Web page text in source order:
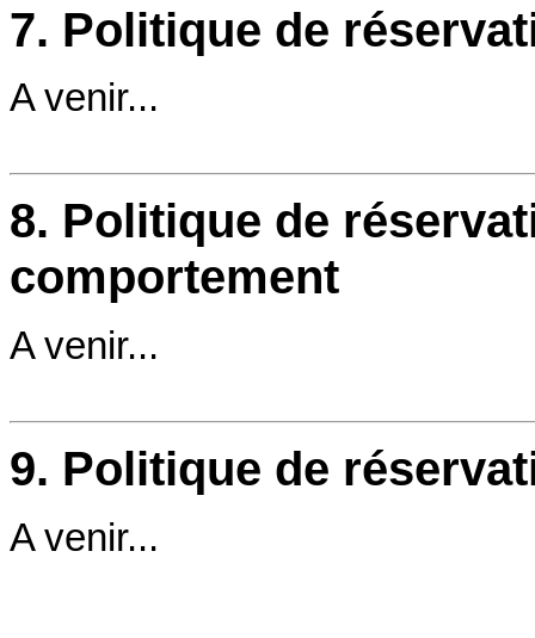
7. Politique de
A venir...
8. Politique de
comportement
A venir...
9. Politique de
A venir...